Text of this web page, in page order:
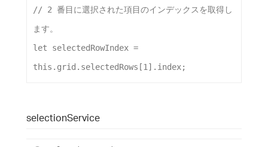
// 2 番目に選択された項目のインデックスを取得し
ます。
let
selectedRowIndex
this . grid . selectedRows [1 ]. index;
selectionService